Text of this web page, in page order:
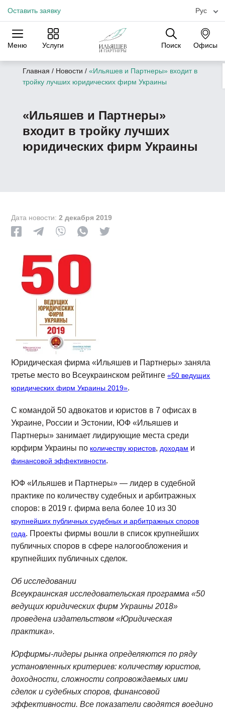
Оставить заявку Рус
Меню Услуги Поиск Офисы
Практики Отрасли
Офисы
Главная / Новости / «Ильяшев и Партнеры» входит в
тройку лучших юридических фирм Украины
«Ильяшев и Партнеры»
входит в тройку лучших
юридических фирм Украины
Дата новости:2 декабря 2019
Юридическая фирма «Ильяшев и Партнеры» заняла
третье место во Всеукраинском рейтинге«50 ведущих
юридических фирм Украины 2019».
С командой 50 адвокатов и юристов в 7 офисах в
Украине, России и Эстонии, ЮФ «Ильяшев и
Партнеры» занимает лидирующие места среди
юрфирм Украины по количеству юристов, доходам и
финансовой эффективности.
ЮФ «Ильяшев и Партнеры» — лидер в судебной
практике по количеству судебных и арбитражных
споров: в 2019 г. фирма вела более 10 из 30
крупнейших публичных судебных и арбитражных споров
года. Проекты фирмы вошли в список крупнейших
публичных споров в сфере налогообложения и
крупнейших публичных сделок.
Об исследовании
Всеукраинская исследовательская программа «50
ведущих юридических фирм Украины 2018»
проведена издательством «Юридическая
практика».
Юрфирмы-лидеры рынка определяются по ряду
установленных критериев: количеству юристов,
доходности, сложности сопровождаемых ими
сделок и судебных споров, финансовой
эффективности. Все показатели сводятся воедино